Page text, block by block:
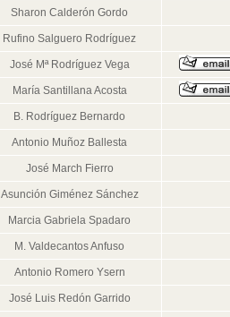
Sharon Calderón Gordo
Rufino Salguero Rodríguez
José Mª Rodríguez Vega
María Santillana Acosta
B. Rodríguez Bernardo
Antonio Muñoz Ballesta
José March Fierro
Asunción Giménez Sánchez
Marcia Gabriela Spadaro
M. Valdecantos Anfuso
Antonio Romero Ysern
José Luis Redón Garrido